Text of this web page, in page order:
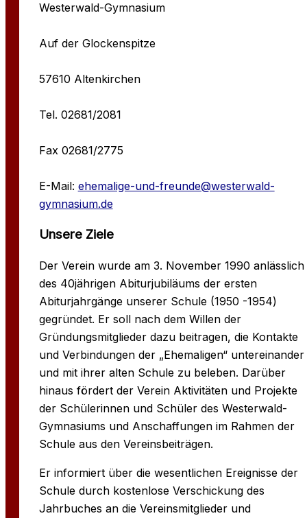
Westerwald-Gymnasium
Auf der Glockenspitze
57610 Altenkirchen
Tel. 02681/2081
Fax 02681/2775
E-Mail: ehemalige-und-freunde@westerwald-
gymnasium.de
Unsere Ziele
Der Verein wurde am 3. November 1990 anlässlich
des 40jährigen Abiturjubiläums der ersten
Abiturjahrgänge unserer Schule (1950 -1954)
gegründet. Er soll nach dem Willen der
Gründungsmitglieder dazu beitragen, die Kontakte
und Verbindungen der „Ehemaligen“ untereinander
und mit ihrer alten Schule zu beleben. Darüber
hinaus fördert der Verein Aktivitäten und Projekte
der Schülerinnen und Schüler des Westerwald-
Gymnasiums und Anschaffungen im Rahmen der
Schule aus den Vereinsbeiträgen.
Er informiert über die wesentlichen Ereignisse der
Schule durch kostenlose Verschickung des
Jahrbuches an die Vereinsmitglieder und